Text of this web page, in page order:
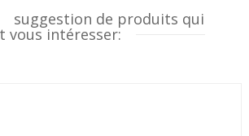
suggestion de produits qui
vous intéresser: